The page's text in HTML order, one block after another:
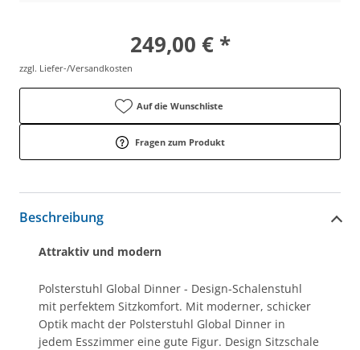
249,00 € *
zzgl. Liefer-/Versandkosten
Auf die Wunschliste
Fragen zum Produkt
Beschreibung
Attraktiv und modern
Polsterstuhl Global Dinner - Design-Schalenstuhl
mit perfektem Sitzkomfort. Mit moderner, schicker
Optik macht der Polsterstuhl Global Dinner in
jedem Esszimmer eine gute Figur. Design Sitzschale